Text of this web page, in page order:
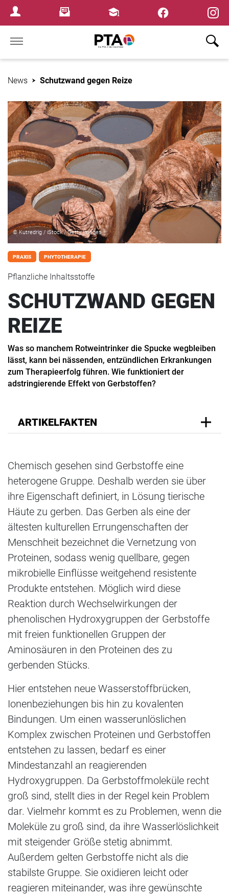
Login MenuNewsletterFortbildungen
Home
News Schutzwand gegen Reize
© Kutredrig / iStock / Getty Images
PRAXIS PHYTOTHERAPIE
Pflanzliche Inhaltsstoffe
SCHUTZWAND GEGEN
REIZE
Was so manchem Rotweintrinker die Spucke wegbleiben
lässt, kann bei nässenden, entzündlichen Erkrankungen
zum Therapieerfolg führen. Wie funktioniert der
adstringierende Effekt von Gerbstoffen?
ARTIKELFAKTEN
Chemisch gesehen sind Gerbstoffe eine
heterogene Gruppe. Deshalb werden sie über
ihre Eigenschaft definiert, in Lösung tierische
Häute zu gerben. Das Gerben als eine der
ältesten kulturellen Errungenschaften der
Menschheit bezeichnet die Vernetzung von
Proteinen, sodass wenig quellbare, gegen
mikrobielle Einflüsse weitgehend resistente
Produkte entstehen. Möglich wird diese
Reaktion durch Wechselwirkungen der
phenolischen Hydroxygruppen der Gerbstoffe
mit freien funktionellen Gruppen der
Aminosäuren in den Proteinen des zu
gerbenden Stücks.
Hier entstehen neue Wasserstoffbrücken,
Ionenbeziehungen bis hin zu kovalenten
Bindungen. Um einen wasserunlöslichen
Komplex zwischen Proteinen und Gerbstoffen
entstehen zu lassen, bedarf es einer
Mindestanzahl an reagierenden
Hydroxygruppen. Da Gerbstoffmoleküle recht
groß sind, stellt dies in der Regel kein Problem
dar. Vielmehr kommt es zu Problemen, wenn die
Moleküle zu groß sind, da ihre Wasserlöslichkeit
mit steigender Größe stetig abnimmt.
Außerdem gelten Gerbstoffe nicht als die
stabilste Gruppe. Sie oxidieren leicht oder
reagieren miteinander, was ihre gewünschte
×